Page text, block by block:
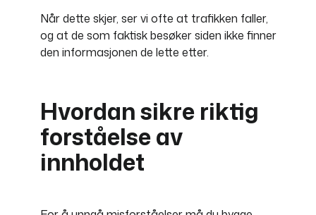
Når dette skjer, ser vi ofte at trafikken faller,
og at de som faktisk besøker siden ikke finner
den informasjonen de lette etter.
Hvordan sikre riktig
forståelse av
innholdet